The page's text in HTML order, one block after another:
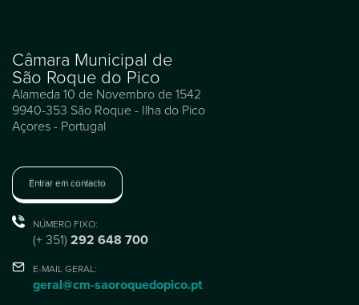
Câmara Municipal de
São Roque do Pico
Alameda 10 de Novembro de 1542
9940-353 São Roque - Ilha do Pico
Açores - Portugal
Entrar em contacto
NÚMERO FIXO:
(+ 351) 292 648 700
E-MAIL GERAL:
geral@cm-saoroquedopico.pt